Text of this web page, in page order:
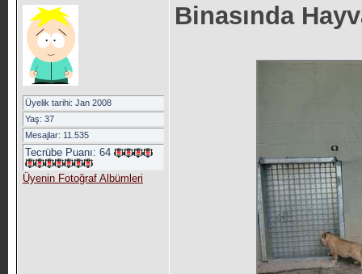
Üyelik tarihi: Jan 2008
Yaş: 37
Mesajlar: 11.535
Tecrübe Puanı: 64
Üyenin Fotoğraf Albümleri
Binasında